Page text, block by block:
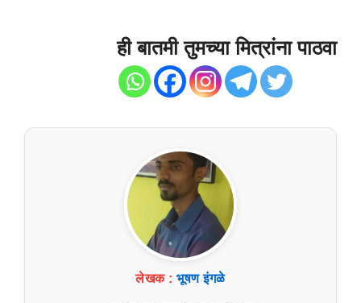
ही बातमी तुमच्या मित्रांना पाठवा
लेखक : भूषण इंगळे